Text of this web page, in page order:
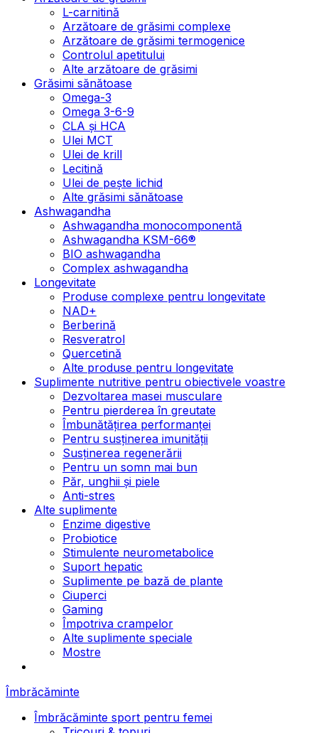
L-carnitină
Arzătoare de grăsimi complexe
Arzătoare de grăsimi termogenice
Controlul apetitului
Alte arzătoare de grăsimi
Grăsimi sănătoase
Omega-3
Omega 3-6-9
CLA şi HCA
Ulei MCT
Ulei de krill
Lecitină
Ulei de pește lichid
Alte grăsimi sănătoase
Ashwagandha
Ashwagandha monocomponentă
Ashwagandha KSM-66®
BIO ashwagandha
Complex ashwagandha
Longevitate
Produse complexe pentru longevitate
NAD+
Berberină
Resveratrol
Quercetină
Alte produse pentru longevitate
Suplimente nutritive pentru obiectivele voastre
Dezvoltarea masei musculare
Pentru pierderea în greutate
Îmbunătățirea performanței
Pentru susținerea imunității
Susținerea regenerării
Pentru un somn mai bun
Păr, unghii și piele
Anti-stres
Alte suplimente
Enzime digestive
Probiotice
Stimulente neurometabolice
Suport hepatic
Suplimente pe bază de plante
Ciuperci
Gaming
Împotriva crampelor
Alte suplimente speciale
Mostre
Îmbrăcăminte
Îmbrăcăminte sport pentru femei